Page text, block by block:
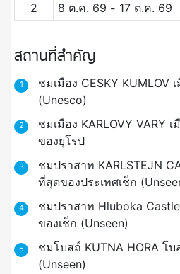
2
8 ต.ค. 69 - 17 ต.ค. 69
สถานที่สำคัญ
1
ชมเมือง CESKY KUMLOV
(Unesco)
2
ชมเมือง KARLOVY VARY
ของยุโรป
3
ชมปราสาท KARLSTEJN
ที่สุดของประเทศเช็ก
4
ชมปราสาท Hluboka
ของเช็ก (Unseen)
5
ชมโบสถ์ KUTNA HORA โ
(Unseen)